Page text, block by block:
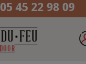
05 45 22 98 09